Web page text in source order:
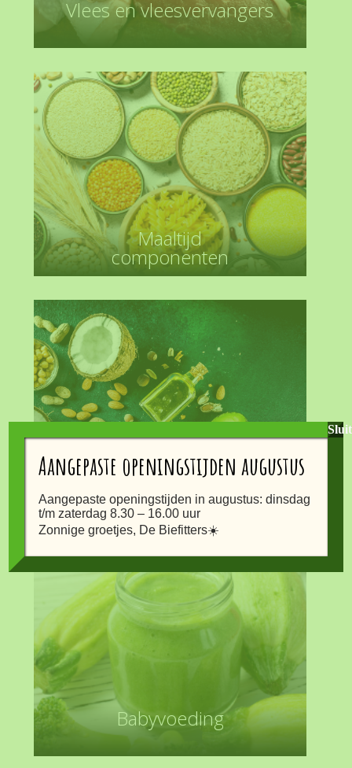
Vlees en vleesvervangers
Maaltijd
componenten
Olie en vetten
Babyvoeding
Aangepaste openingstijden augustus
Aangepaste openingstijden in augustus: dinsdag
t/m zaterdag 8.30 – 16.00 uur
Zonnige groetjes, De Biefitters☀️